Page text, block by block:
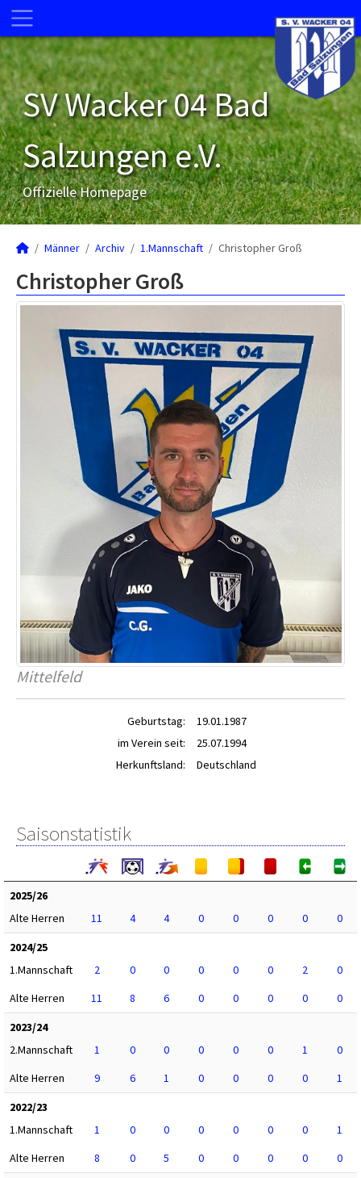
SV Wacker 04 Bad
Salzungen e.V.
Offizielle Homepage
Männer Archiv 1.Mannschaft Christopher Groß
Christopher Groß
Mittelfeld
Geburtstag:
19.01.1987
im Verein seit:
25.07.1994
Herkunftsland:
Deutschland
Saisonstatistik
2025/26
Alte Herren
11 4 4 0 0 0 0
0
2024/25
1.Mannschaft
2 0 0 0 0 0 2
0
Alte Herren
11 8 6 0 0 0 0
0
2023/24
2.Mannschaft
1 0 0 0 0 0 1
0
Alte Herren
9 6 1 0 0 0 0
1
2022/23
1.Mannschaft
1 0 0 0 0 0 0
1
Alte Herren
8 0 5 0 0 0 0
0